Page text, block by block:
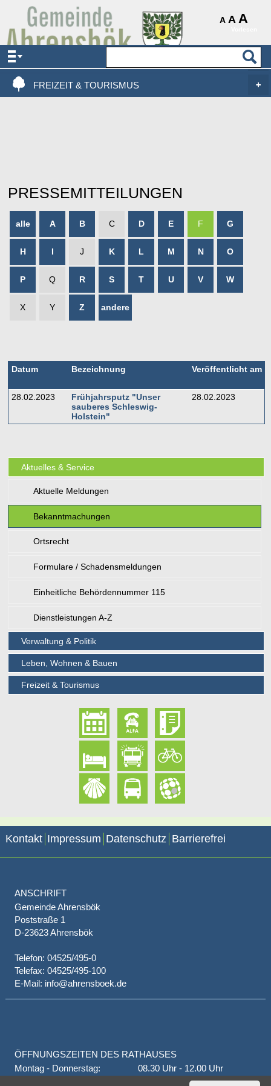
A A A
AKTUELLES & SERVICE
VERWALTUNG & POLITIK
FREIZEIT & TOURISMUS
PRESSEMITTEILUNGEN
alle A B C D E F G
H I J K L M N O
P Q R S T U V W
X Y Z andere
Datum Bezeichnung Veröffentlicht am
28.02.2023
Frühjahrsputz "Unser
sauberes Schleswig-
Holstein"
28.02.2023
Aktuelles & Service
Aktuelle Meldungen
Bekanntmachungen
Ortsrecht
Formulare / Schadensmeldungen
Einheitliche Behördennummer 115
Dienstleistungen A-Z
Verwaltung & Politik
Leben, Wohnen & Bauen
Freizeit & Tourismus
Kontakt Impressum Datenschutz Barrierefrei
ANSCHRIFT
Gemeinde Ahrensbök
Poststraße 1
D-23623 Ahrensbök
Telefon: 04525/495-0
Telefax: 04525/495-100
E-Mail: info@ahrensboek.de
ÖFFNUNGSZEITEN DES RATHAUSES
Montag - Donnerstag:
08.30 Uhr - 12.00 Uhr
14.00 Uhr - 18.00 Uhr